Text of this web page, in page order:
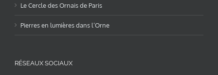
Le Cercle des Ornais de Paris
Pierres en lumières dans l’Orne
RÉSEAUX SOCIAUX